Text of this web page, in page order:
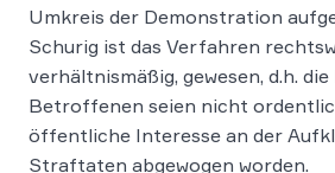
Umkreis der Demonstration
Schurig ist das Verfahren
verhältnismäßig, gewesen, d.h.
Betroffenen seien nicht
öffentliche Interesse an der
Straftaten abgewogen worden.